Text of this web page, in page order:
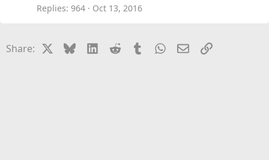
Replies 964 Oct 13, 2016
Share: BlueskyLinkedIn
Reddit TumblrWhatsApp
EmailLink